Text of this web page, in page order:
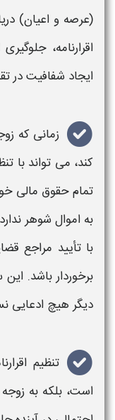
(عرصه و اعیان)
اقرارنامه، جلوگیری
ایجاد شفافیت در
زمانی که
کند، می تواند با
تمام حقوق مالی
به اموال شوهر
با تأیید مراجع
برخوردار باشد.
دیگر هیچ ادعایی
تنظیم
است، بلکه به